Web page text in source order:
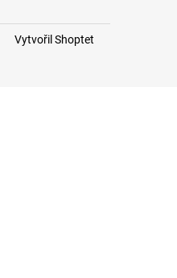
Vytvořil Shoptet